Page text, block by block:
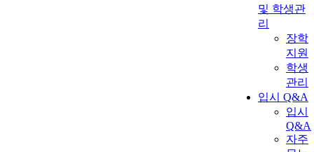
및 학생관
리
장학
지원
학생
관리
입시 Q&A
입시
Q&A
자주